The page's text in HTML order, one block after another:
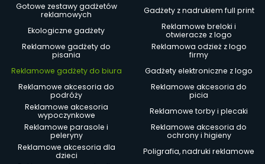
Gotowe zestawy gadżetów
reklamowych
Gadżety z nadrukiem full print
Ekologiczne gadżety
Reklamowe breloki i
otwieracze z logo
Reklamowe gadżety do
pisania
Reklamowa odzież z logo
firmy
Reklamowe gadżety do biura
Gadżety elektroniczne z logo
Reklamowe akcesoria do
podróży
Reklamowe akcesoria do
picia
Reklamowe akcesoria
wypoczynkowe
Reklamowe torby i plecaki
Reklamowe parasole i
peleryny
Reklamowe akcesoria do
ochrony i higieny
Reklamowe akcesoria dla
dzieci
Poligrafia, nadruki reklamowe